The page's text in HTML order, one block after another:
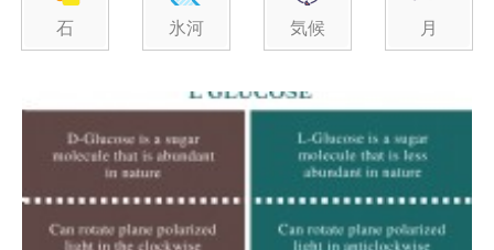
石 氷河 気候 月